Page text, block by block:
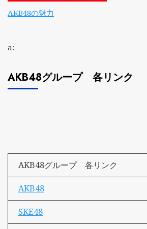
AKB48の魅力
a:
AKB48グループ 各リンク
AKB48グループ 各リンク
AKB48
SKE48